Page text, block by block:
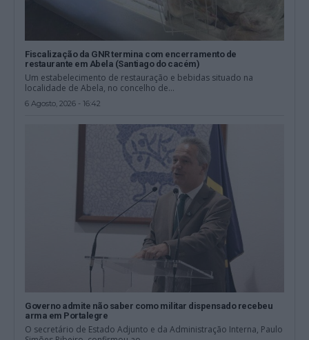
Fiscalização da GNR termina com encerramento de
restaurante em Abela (Santiago do cacém)
Um estabelecimento de restauração e bebidas situado na
localidade de Abela, no concelho de...
6 Agosto, 2026 - 16:42
Governo admite não saber como militar dispensado recebeu
arma em Portalegre
O secretário de Estado Adjunto e da Administração Interna, Paulo